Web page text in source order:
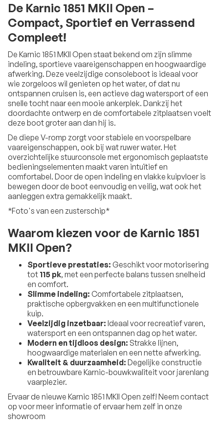
De Karnic 1851 MKII Open –
Compact, Sportief en Verrassend
Compleet!
De Karnic 1851 MKII Open staat bekend om zijn slimme
indeling, sportieve vaareigenschappen en hoogwaardige
afwerking. Deze veelzijdige consoleboot is ideaal voor
wie zorgeloos wil genieten op het water, of dat nu
ontspannen cruisen is, een actieve dag watersport of een
snelle tocht naar een mooie ankerplek. Dankzij het
doordachte ontwerp en de comfortabele zitplaatsen voelt
deze boot groter aan dan hij is.
De diepe V-romp zorgt voor stabiele en voorspelbare
vaareigenschappen, ook bij wat ruwer water. Het
overzichtelijke stuurconsole met ergonomisch geplaatste
bedieningselementen maakt varen intuïtief en
comfortabel. Door de open indeling en vlakke kuipvloer is
bewegen door de boot eenvoudig en veilig, wat ook het
aanleggen extra gemakkelijk maakt.
*Foto's van een zusterschip*
Waarom kiezen voor de Karnic 1851
MKII Open?
Sportieve prestaties: Geschikt voor motorisering
tot 115 pk, met een perfecte balans tussen snelheid
en comfort.
Slimme indeling: Comfortabele zitplaatsen,
praktische opbergvakken en een multifunctionele
kuip.
Veelzijdig inzetbaar: Ideaal voor recreatief varen,
watersport en een ontspannen dag op het water.
Modern en tijdloos design: Strakke lijnen,
hoogwaardige materialen en een nette afwerking.
Kwaliteit & duurzaamheid: Degelijke constructie
en betrouwbare Karnic-bouwkwaliteit voor jarenlang
vaarplezier.
Ervaar de nieuwe Karnic 1851 MKll Open zelf! Neem contact
op voor meer informatie of ervaar hem zelf in onze
showroom